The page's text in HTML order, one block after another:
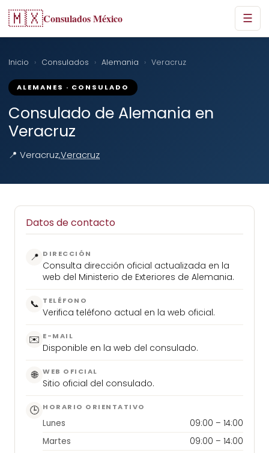
🇲🇽Consulados México ☰
Inicio › Consulados › Alemania › Veracruz
ALEMANES · CONSULADO
Consulado de Alemania en
Veracruz
📍 Veracruz,Veracruz
Datos de contacto
📍 DIRECCIÓN
Consulta dirección oficial actualizada en la
web del Ministerio de Exteriores de Alemania.
📞 TELÉFONO
Verifica teléfono actual en la web oficial.
✉️ E-MAIL
Disponible en la web del consulado.
🌐 WEB OFICIAL
Sitio oficial del consulado.
🕒 HORARIO ORIENTATIVO
Lunes
09:00 – 14:00
Martes
09:00 – 14:00